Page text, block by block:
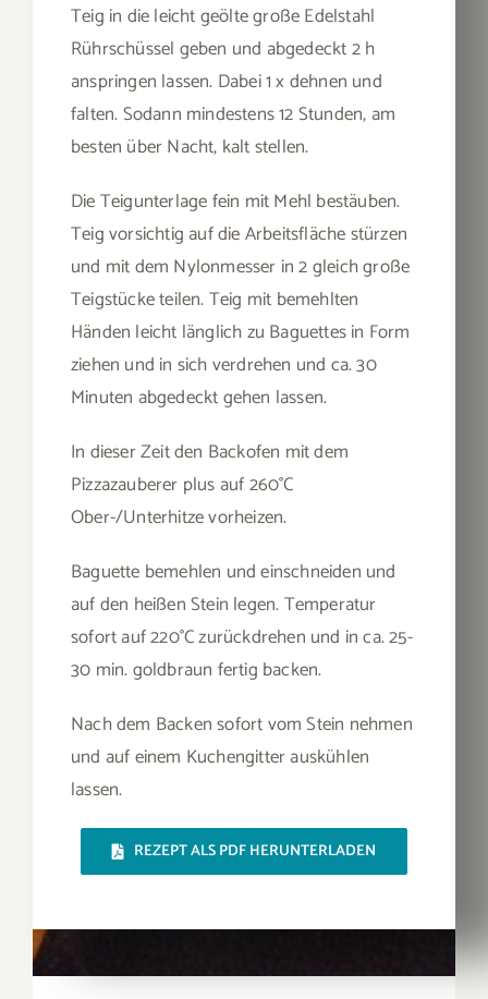
Teig in die leicht geölte große Edelstahl
Rührschüssel geben und abgedeckt 2 h
anspringen lassen. Dabei 1 x dehnen und
falten. Sodann mindestens 12 Stunden, am
besten über Nacht, kalt stellen.
Die Teigunterlage fein mit Mehl bestäuben.
Teig vorsichtig auf die Arbeitsfläche stürzen
und mit dem Nylonmesser in 2 gleich große
Teigstücke teilen. Teig mit bemehlten
Händen leicht länglich zu Baguettes in Form
ziehen und in sich verdrehen und ca. 30
Minuten abgedeckt gehen lassen.
In dieser Zeit den Backofen mit dem
Pizzazauberer plus auf 260°C
Ober-/Unterhitze vorheizen.
Baguette bemehlen und einschneiden und
auf den heißen Stein legen. Temperatur
sofort auf 220°C zurückdrehen und in ca. 25-
30 min. goldbraun fertig backen.
Nach dem Backen sofort vom Stein nehmen
und auf einem Kuchengitter auskühlen
lassen.
REZEPT ALS PDF HERUNTERLADEN